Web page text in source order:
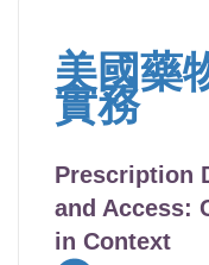
美國藥
實務
Prescription
and Access:
in Context